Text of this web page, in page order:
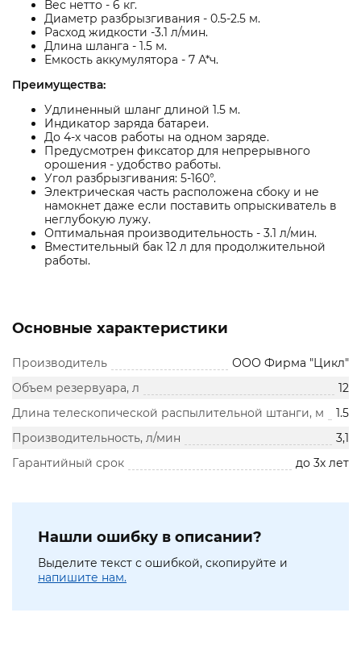
Вес нетто - 6 кг.
Диаметр разбрызгивания - 0.5-2.5 м.
Расход жидкости -3.1 л/мин.
Длина шланга - 1.5 м.
Емкость аккумулятора - 7 А*ч.
Преимущества:
Удлиненный шланг длиной 1.5 м.
Индикатор заряда батареи.
До 4-х часов работы на одном заряде.
Предусмотрен фиксатор для непрерывного
орошения - удобство работы.
Угол разбрызгивания: 5-160°.
Электрическая часть расположена сбоку и не
намокнет даже если поставить опрыскиватель в
неглубокую лужу.
Оптимальная производительность - 3.1 л/мин.
Вместительный бак 12 л для продолжительной
работы.
Основные характеристики
Производитель
ООО Фирма "Цикл"
Объем резервуара, л
12
Длина телескопической распылительной штанги, м
1.5
Производительность, л/мин
3,1
Гарантийный срок
до 3х лет
Нашли ошибку в описании?
Выделите текст с ошибкой, скопируйте и
напишите нам.